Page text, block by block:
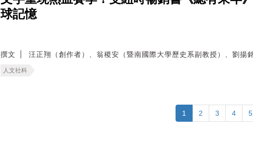
球記憶
撰文 汪正翔（創作者）、翁稷安（暨南國際大學歷史系副教授）、劉揚
人文社科
1 2 3 4 5